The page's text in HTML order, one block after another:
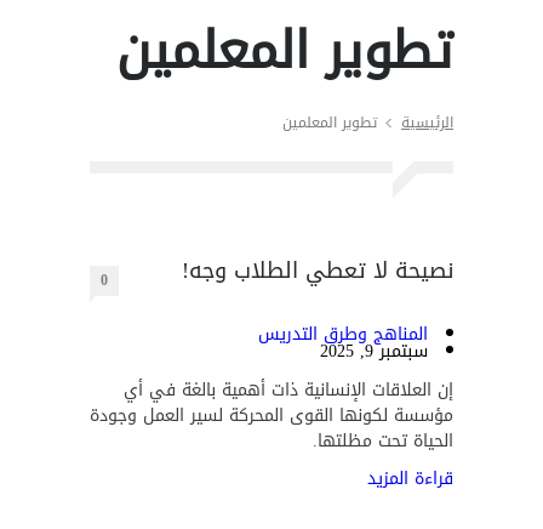
تطوير المعلمين
الرئيسية تطوير المعلمين
نصيحة لا تعطي الطلاب وجه! 0
المناهج وطرق التدريس
سبتمبر 9, 2025
إن العلاقات الإنسانية ذات أهمية بالغة في أي
مؤسسة لكونها القوى المحركة لسير العمل وجودة
الحياة تحت مظلتها.
قراءة المزيد